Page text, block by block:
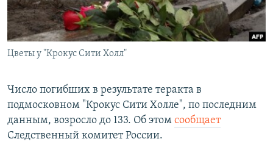
СОЦИАЛЬНЫЕ СЕТИ
Все сайты РСЕ/РС
Цветы у "Крокус Сити Холл"
Число погибших в результате теракта в
подмосковном "Крокус Сити Холле", по последним
данным, возросло до 133. Об этом сообщает
Следственный комитет России.